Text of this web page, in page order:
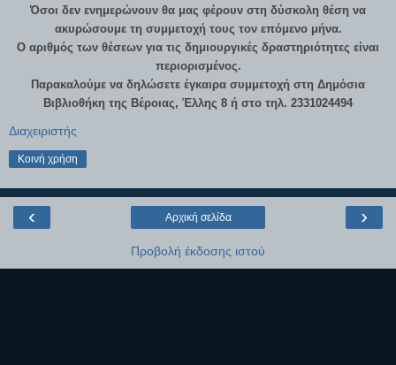
Όσοι δεν ενημερώνουν θα μας φέρουν στη δύσκολη θέση να
ακυρώσουμε τη συμμετοχή τους τον επόμενο μήνα.
Ο αριθμός των θέσεων για τις δημιουργικές δραστηριότητες είναι
περιορισμένος.
Παρακαλούμε να δηλώσετε έγκαιρα συμμετοχή στη Δημόσια
Βιβλιοθήκη της Βέροιας, Έλλης 8 ή στο τηλ. 2331024494
Διαχειριστής
Κοινή χρήση
‹ ›
Αρχική σελίδα
Προβολή έκδοσης ιστού